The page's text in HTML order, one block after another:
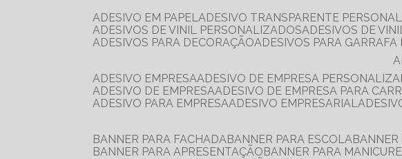
ADESIVO EM PAPEL
ADESIVO TRANSPARENTE
ADESIVOS DE VINIL PERSONALIZADOS
ADESIVOS DE
ADESIVOS PARA DECORAÇÃO
ADESIVOS PARA
ADESIVO EMPRESA
ADESIVO DE EMPRESA
ADESIVO DE EMPRESA
ADESIVO DE EMPRESA PARA
ADESIVO PARA EMPRESA
ADESIVO EMPRESARIAL
BANNER PARA FACHADA
BANNER PARA ESCOLA
BANNER PARA APRESENTAÇÃO
BANNER PARA MANICURE